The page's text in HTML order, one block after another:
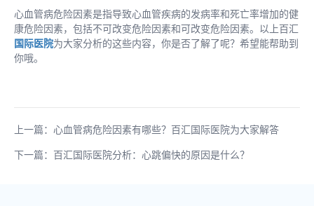
心血管病危险因素是指导致心血管疾病的发病率和死亡率增加的健
康危险因素，包括不可改变危险因素和可改变危险因素。以上百汇
国际医院为大家分析的这些内容，你是否了解了呢？希望能帮助到
你哦。
上一篇：心血管病危险因素有哪些？百汇国际医院为大家解答
下一篇：百汇国际医院分析：心跳偏快的原因是什么？